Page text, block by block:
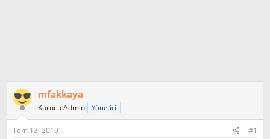
mfakkaya
Kurucu Admin Yönetici
Tem 13, 2019 #1